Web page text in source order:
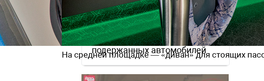
На средней площадке — «диван» для стоящих
Наша экспертиза
подержанных автомобилей